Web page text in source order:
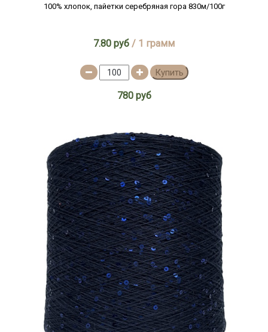
100% хлопок, пайетки серебряная гора 830м/100г
7.80 руб / 1 грамм
Купить
780 руб